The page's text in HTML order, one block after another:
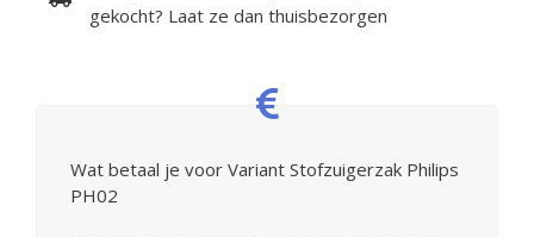
gekocht? Laat ze dan thuisbezorgen
Wat betaal je voor Variant Stofzuigerzak Philips
PH02